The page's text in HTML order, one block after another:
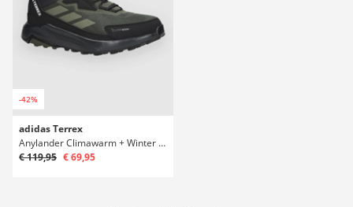
-42%
adidas Terrex
Anylander Climawarm + Winter Zapatillas
€ 119,95 € 69,95